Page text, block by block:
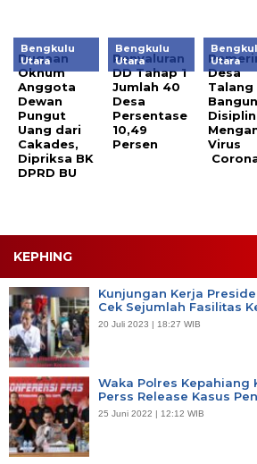
Bengkulu
Utara
Dugaan
Oknum
Anggota
Dewan
Pungut
Uang dari
Cakades,
Dipriksa BK
DPRD BU
Bengkulu
Utara
Penyaluran
DD Tahap 1
Jumlah 40
Desa
Persentase
10,49
Persen
Utara
Desa
Talang
Bangun
Disiplin
Virus
KEPHING
Kunjungan Kerja
Cek Sejumlah Fasilitas
20 Juli 2023 | 18:27 WIB
Waka Polres Kepahiang
Perss Release Kasus
25 Juni 2022 | 12:12 WIB